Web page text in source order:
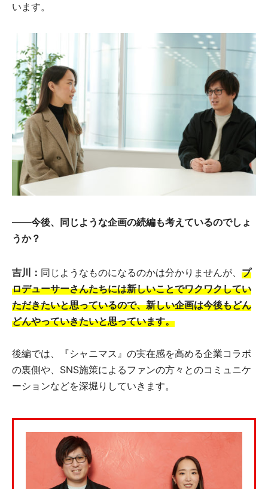
います。
――今後、同じような企画の続編も考えているのでしょ
うか？
吉川： 同じようなものになるのかは分かりませんが、 プ
ロデューサーさんたちには新しいことでワクワクしてい
ただきたいと思っているので、新しい企画は今後もどん
どんやっていきたいと思っています。
後編では、『シャニマス』の実在感を高める企業コラボ
の裏側や、SNS施策によるファンの方々とのコミュニケ
ーションなどを深堀りしていきます。